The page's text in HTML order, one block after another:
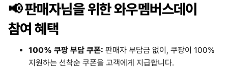
📢판매자님을 위한 와우멤버스데이
참여 혜택
100% 쿠팡 부담 쿠폰: 판매자 부담금 없이, 쿠팡이 100%
지원하는 선착순 쿠폰을 고객에게 지급합니다.